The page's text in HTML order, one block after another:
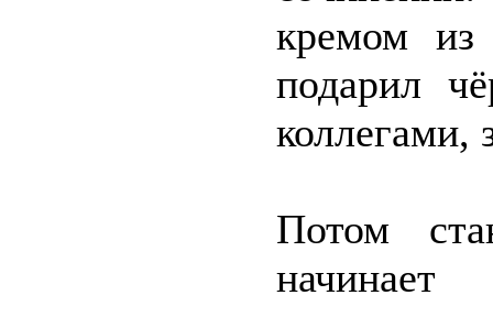
кремом из
подарил
коллегами,
Потом